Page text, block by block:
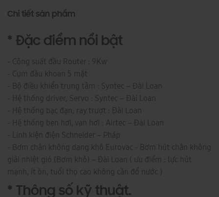
Chi tiết sản phẩm
* Đặc điểm nổi bật
- Công suất đầu Router : 9Kw
- Cụm đầu khoan 5 mặt
- Bộ điều khiển trung tâm : Syntec – Đài Loan
- Hệ thống driver, Servo : Syntec – Đài Loan
- Hệ thống bạc đạn, ray trượt : Đài Loan
- Hệ thống ben hơi, van hơi : Airtec – Đài Loan
- Linh kiện điện Schneider – Pháp
- Bơm chân không dạng khô Eurovac - Bơm hút chân không
giải nhiệt gió (Bơm khô) – Đài Loan ( ưu điểm : lực hút
mạnh, ít ồn, tuổi thọ cao không cần đổ nước )
* Thông số kỹ thuật.